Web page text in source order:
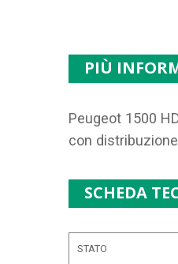
PIÙ
Peugeot 1500
con distribuzione
SCHEDA
STATO